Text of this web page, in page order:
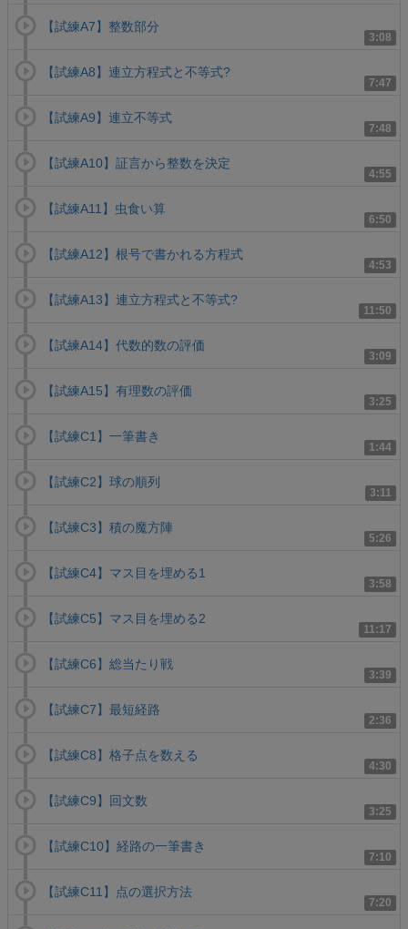
3:08
【試練A7】整数部分
7:47
【試練A8】連立方程式と不等式?
7:48
【試練A9】連立不等式
4:55
【試練A10】証言から整数を決定
6:50
【試練A11】虫食い算
4:53
【試練A12】根号で書かれる方程式
11:50
【試練A13】連立方程式と不等式?
3:09
【試練A14】代数的数の評価
3:25
【試練A15】有理数の評価
1:44
【試練C1】一筆書き
3:11
【試練C2】球の順列
5:26
【試練C3】積の魔方陣
3:58
【試練C4】マス目を埋める1
11:17
【試練C5】マス目を埋める2
3:39
【試練C6】総当たり戦
2:36
【試練C7】最短経路
4:30
【試練C8】格子点を数える
3:25
【試練C9】回文数
7:10
【試練C10】経路の一筆書き
7:20
【試練C11】点の選択方法